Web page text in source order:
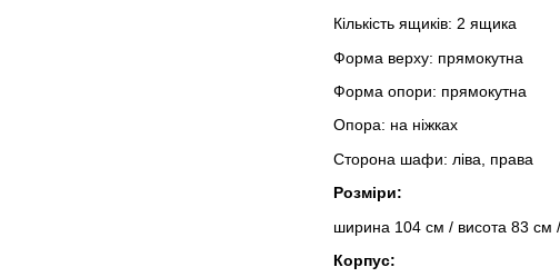
Кількість ящиків: 2 ящика
Форма верху: прямокутна
Форма опори: прямокутна
Опора: на ніжках
Сторона шафи: ліва, права
Розміри:
ширина 104 см / висота 83 см
Корпус: